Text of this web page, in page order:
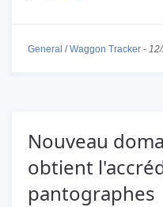
General /Waggon Tracker -
Nouveau
obtient
pantographes